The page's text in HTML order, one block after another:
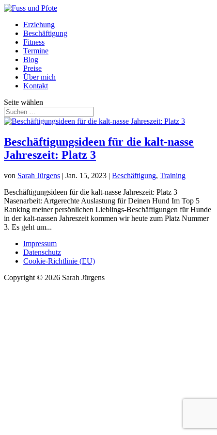
Erziehung
Beschäftigung
Fitness
Termine
Blog
Preise
Über mich
Kontakt
Seite wählen
Beschäftigungsideen für die kalt-nasse
Jahreszeit: Platz 3
von Sarah Jürgens | Jan. 15, 2023 | Beschäftigung, Training
Beschäftigungsideen für die kalt-nasse Jahreszeit: Platz 3
Nasenarbeit: Artgerechte Auslastung für Deinen Hund Im Top 5
Ranking meiner persönlichen Lieblings-Beschäftigungen für Hunde
in der kalt-nassen Jahreszeit kommen wir heute zum Platz Nummer
3. Es geht um...
Impressum
Datenschutz
Cookie-Richtlinie (EU)
Copyright © 2026 Sarah Jürgens